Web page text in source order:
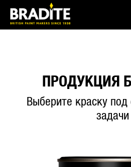
ПРОДУКЦИЯ
Выберите краску
задачи